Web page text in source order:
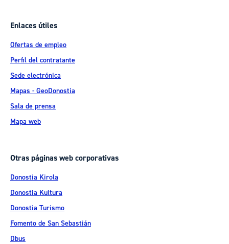
Enlaces útiles
Ofertas de empleo
Perfil del contratante
Sede electrónica
Mapas - GeoDonostia
Sala de prensa
Mapa web
Otras páginas web corporativas
Donostia Kirola
Donostia Kultura
Donostia Turismo
Fomento de San Sebastián
Dbus